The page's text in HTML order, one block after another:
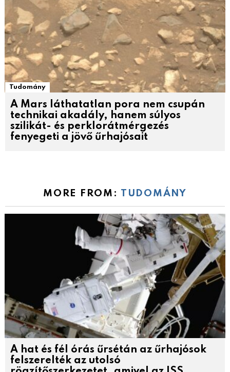
Tudomány
A Mars láthatatlan pora nem csupán
technikai akadály, hanem súlyos
szilikát- és perklorátmérgezés
fenyegeti a jövő űrhajósait
MORE FROM: TUDOMÁNY
A hat és fél órás űrsétán az űrhajósok
felszerelték az utolsó